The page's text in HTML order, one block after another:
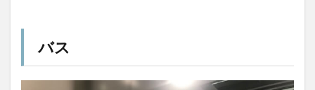
バス